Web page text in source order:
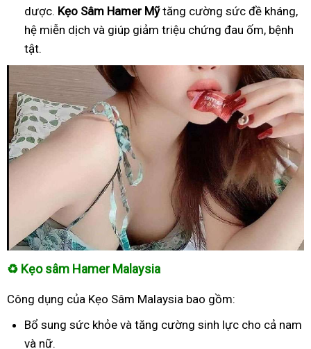
dược. Kẹo Sâm Hamer Mỹtăng cường sức đề kháng,
hệ miễn dịch và giúp giảm triệu chứng đau ốm, bệnh
tật.
♻ Kẹo sâm Hamer Malaysia
Công dụng của Kẹo Sâm Malaysia bao gồm:
Bổ sung sức khỏe và tăng cường sinh lực cho cả nam
và nữ.